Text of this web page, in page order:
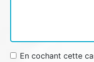
En cochant cette